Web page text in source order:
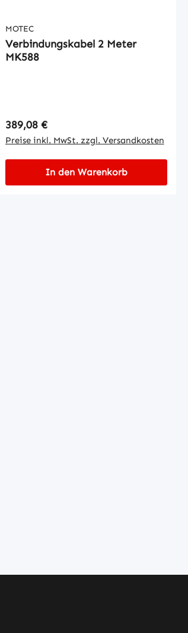
MOTEC
Verbindungskabel 2 Meter
MK588
Regulärer Preis:
389,08 €
Preise inkl. MwSt. zzgl. Versandkosten
In den Warenkorb